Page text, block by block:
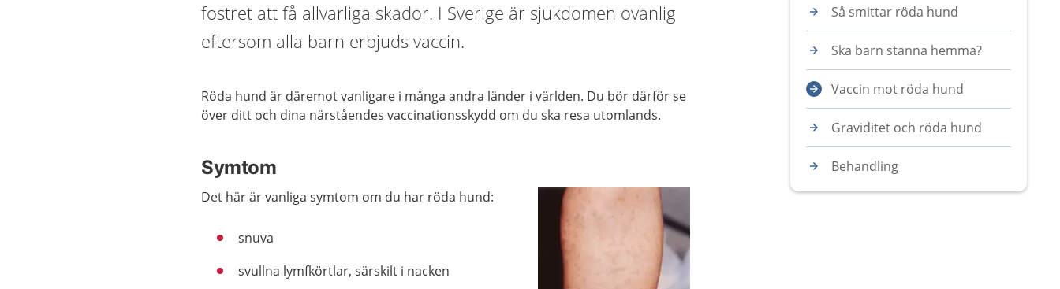
fostret att få allvarliga skador. I Sverige är sjukdomen ovanlig
eftersom alla barn erbjuds vaccin.
Röda hund är däremot vanligare i många andra länder i världen. Du bör därför se
över ditt och dina närståendes vaccinationsskydd om du ska resa utomlands.
Symtom
Det här är vanliga symtom om du har röda hund:
snuva
svullna lymfkörtlar, särskilt i nacken
Så smittar röda hund
Ska barn stanna hemma?
Vaccin mot röda hund
Graviditet och röda hund
Behandling